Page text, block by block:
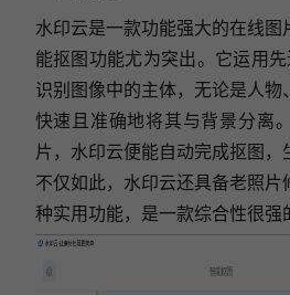
水印云是一款功能强大的在线图
能抠图功能尤为突出。它运用
识别图像中的主体，无论是人物
快速且准确地将其与背景分离
片，水印云便能自动完成抠图，
不仅如此，水印云还具备老照片
种实用功能，是一款综合性很强